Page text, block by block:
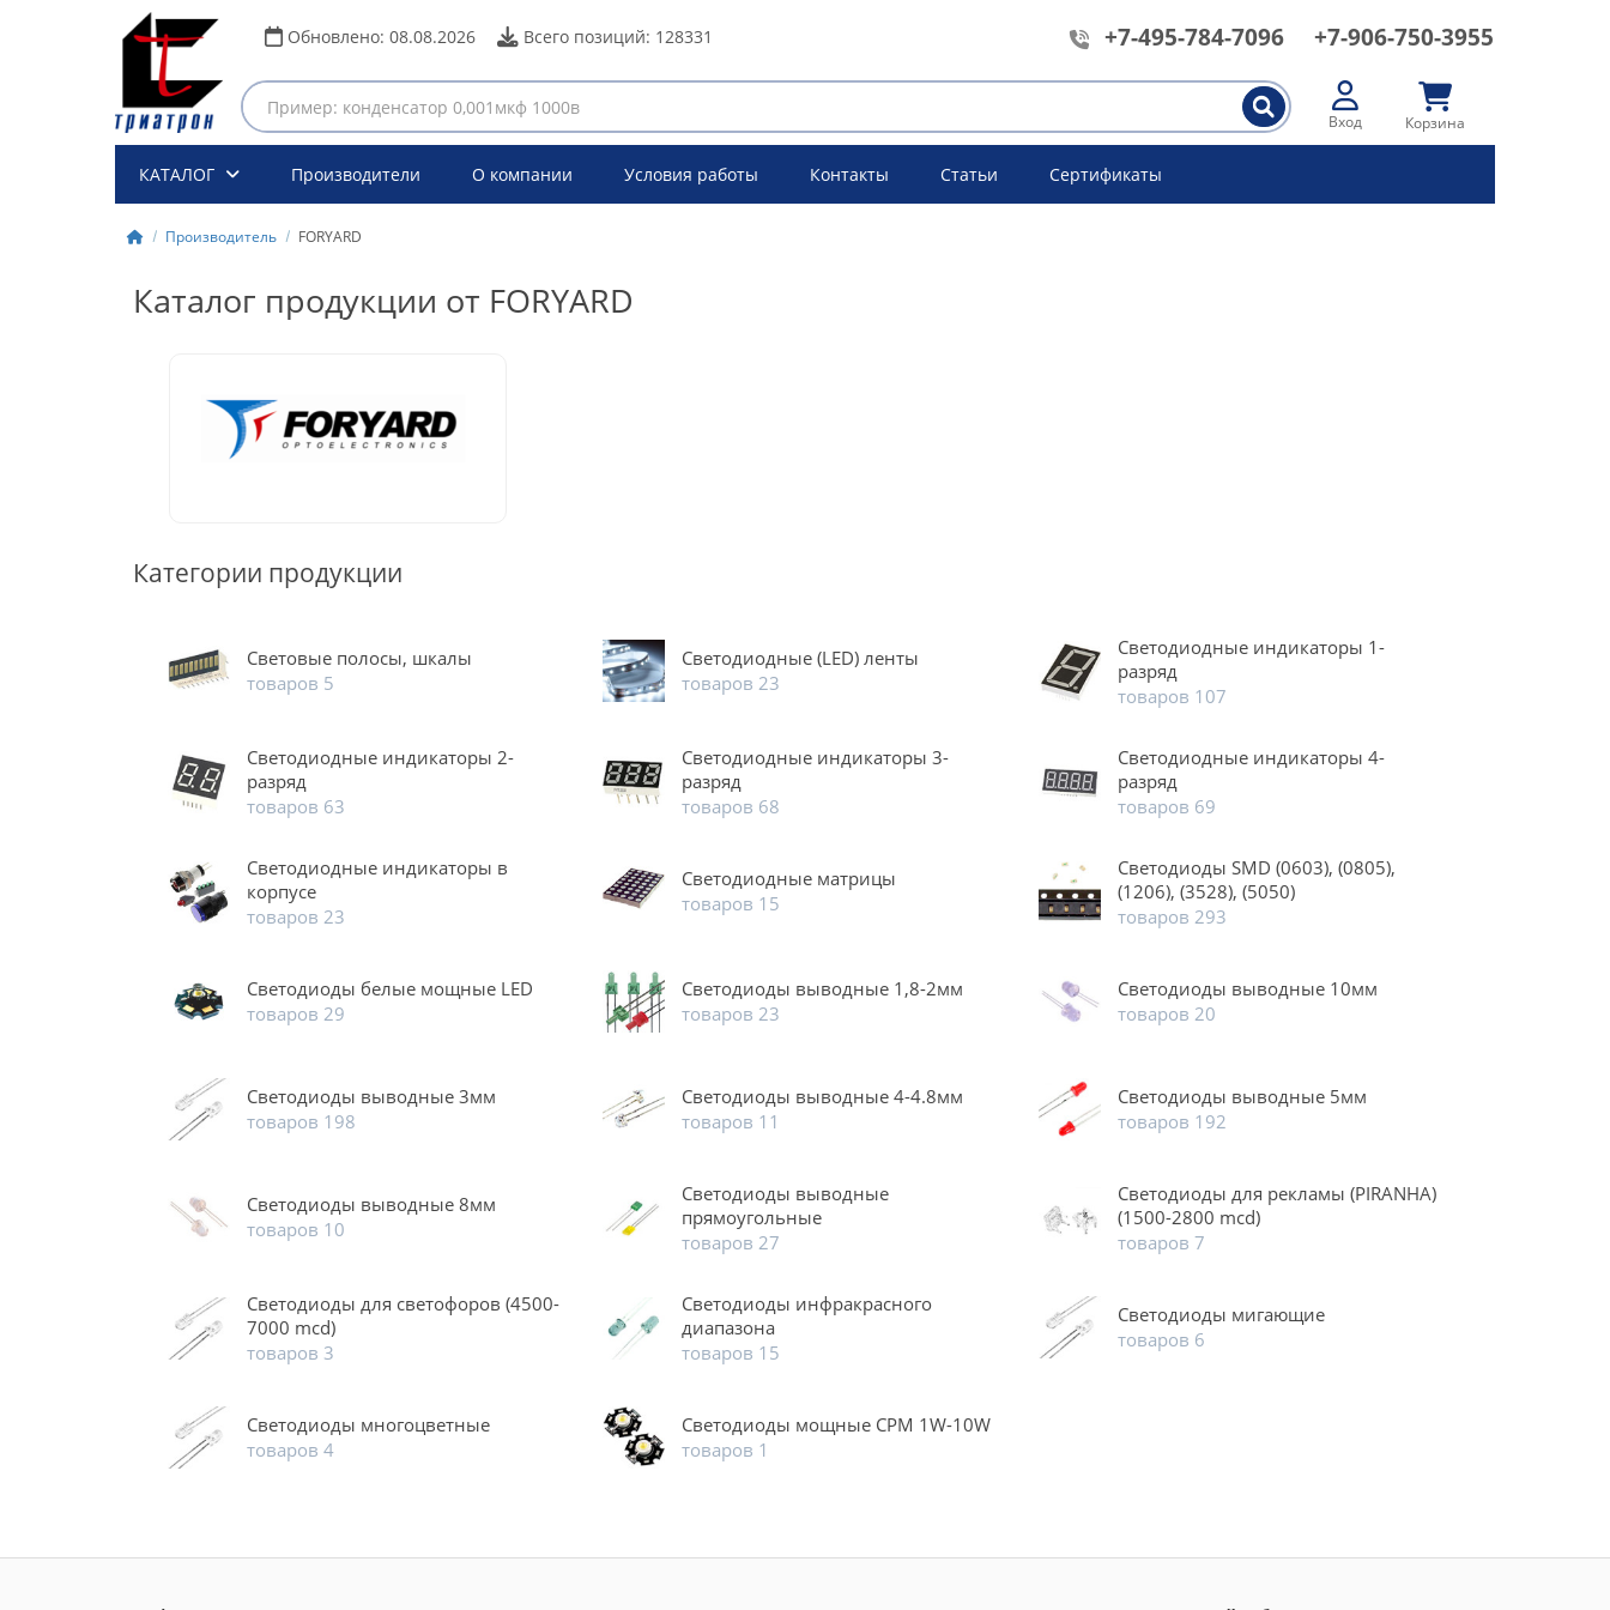
Обновлено: 08.08.2026 Всего позиций: 128331 +7-495-784-7096 +7-906-750-3955
Вход Корзина
КАТАЛОГ Производители О компании Условия работы Контакты Статьи Сертификаты
Производитель FORYARD
Каталог продукции от FORYARD
Категории продукции
Световые полосы, шкалы
товаров 5
Светодиодные (LED) ленты
товаров 23
Светодиодные индикаторы 1-
разряд
товаров 107
Светодиодные индикаторы 2-
разряд
товаров 63
Светодиодные индикаторы 3-
разряд
товаров 68
Светодиодные индикаторы 4-
разряд
товаров 69
Светодиодные индикаторы в
корпусе
товаров 23
Светодиодные матрицы
товаров 15
Светодиоды SMD (0603), (0805),
(1206), (3528), (5050)
товаров 293
Светодиоды белые мощные LED
товаров 29
Светодиоды выводные 1,8-2мм
товаров 23
Светодиоды выводные 10мм
товаров 20
Светодиоды выводные 3мм
товаров 198
Светодиоды выводные 4-4.8мм
товаров 11
Светодиоды выводные 5мм
товаров 192
Светодиоды выводные 8мм
товаров 10
Светодиоды выводные
прямоугольные
товаров 27
Светодиоды для рекламы (PIRANHA)
(1500-2800 mcd)
товаров 7
Светодиоды для светофоров (4500-
7000 mcd)
товаров 3
Светодиоды инфракрасного
диапазона
товаров 15
Светодиоды мигающие
товаров 6
Светодиоды многоцветные
товаров 4
Светодиоды мощные CPM 1W-10W
товаров 1